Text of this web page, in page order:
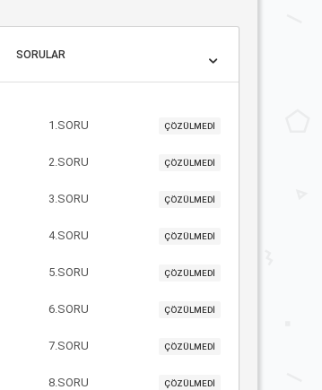
SORULAR
1.SORU ÇÖZÜLMEDİ
2.SORU ÇÖZÜLMEDİ
3.SORU ÇÖZÜLMEDİ
4.SORU ÇÖZÜLMEDİ
5.SORU ÇÖZÜLMEDİ
6.SORU ÇÖZÜLMEDİ
7.SORU ÇÖZÜLMEDİ
8.SORU ÇÖZÜLMEDİ